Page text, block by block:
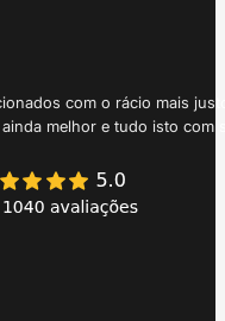
com o rácio mais
melhor e tudo isto